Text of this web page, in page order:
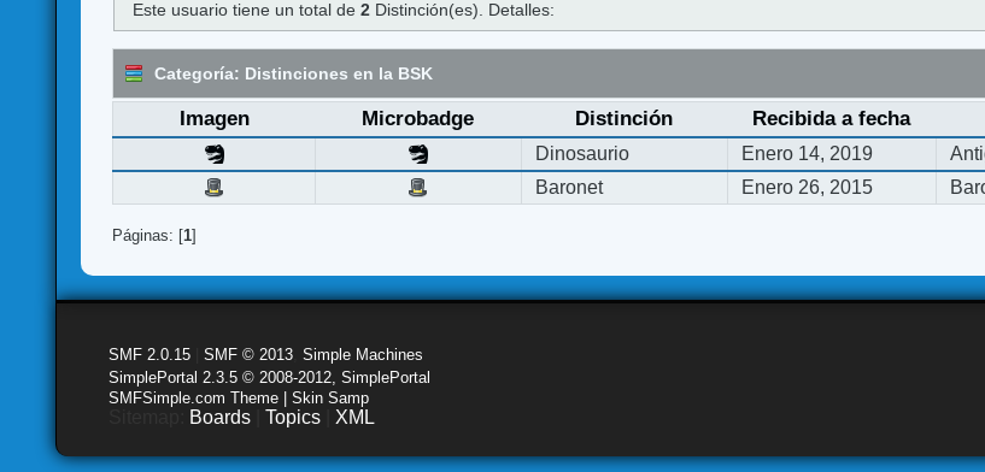
Este usuario tiene un total de 2Distinción(es). Detalles:
Categoría: Distinciones en la BSK
Imagen Microbadge Distinción Recibida a fecha
Dinosaurio Enero 14, 2019
Baronet
Enero 26, 2015
Páginas: [1]
SMF 2.0.15 |SMF © 2013 ,Simple Machines
SimplePortal 2.3.5 © 2008-2012, SimplePortal
SMFSimple.com Theme | Skin Samp
Boards |Topics XML